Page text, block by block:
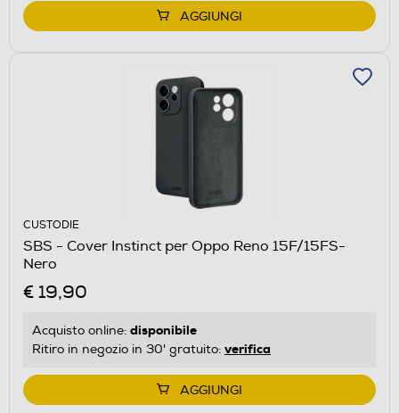
AGGIUNGI
CUSTODIE
SBS - Cover Instinct per Oppo Reno 15F/15FS-
Nero
€ 19,90
Acquisto online: disponibile
Ritiro in negozio in 30' gratuito: verifica
AGGIUNGI